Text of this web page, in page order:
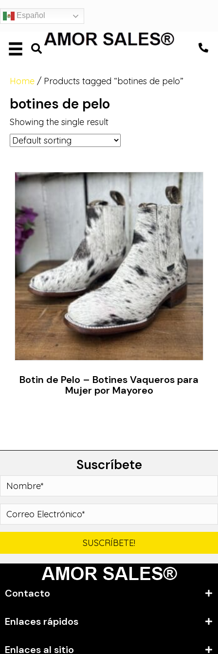
Español
Home / Products tagged “botines de pelo”
botines de pelo
Showing the single result
Botin de Pelo – Botines Vaqueros para
Mujer por Mayoreo
Suscríbete
SUSCRÍBETE!
Contacto
Enlaces rápidos
Enlaces al sitio